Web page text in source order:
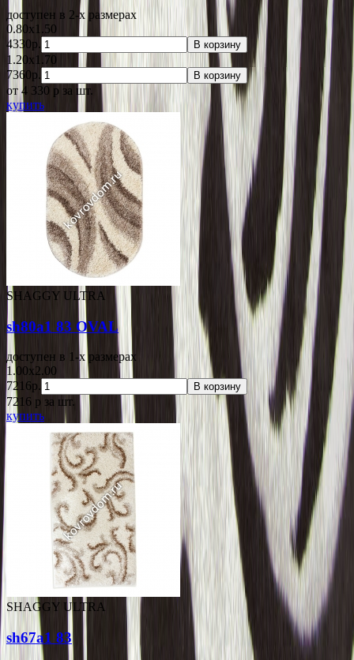
доступен в 2-x размерах
0.80x1.50
4330р.
В корзину
1.20x1.70
7360р.
В корзину
от 4 330 p за шт.
купить
SHAGGY ULTRA
sh80a1 83 OVAL
доступен в 1-x размерах
1.00x2.00
7216р.
В корзину
7216 p за шт.
купить
SHAGGY ULTRA
sh67a1 83